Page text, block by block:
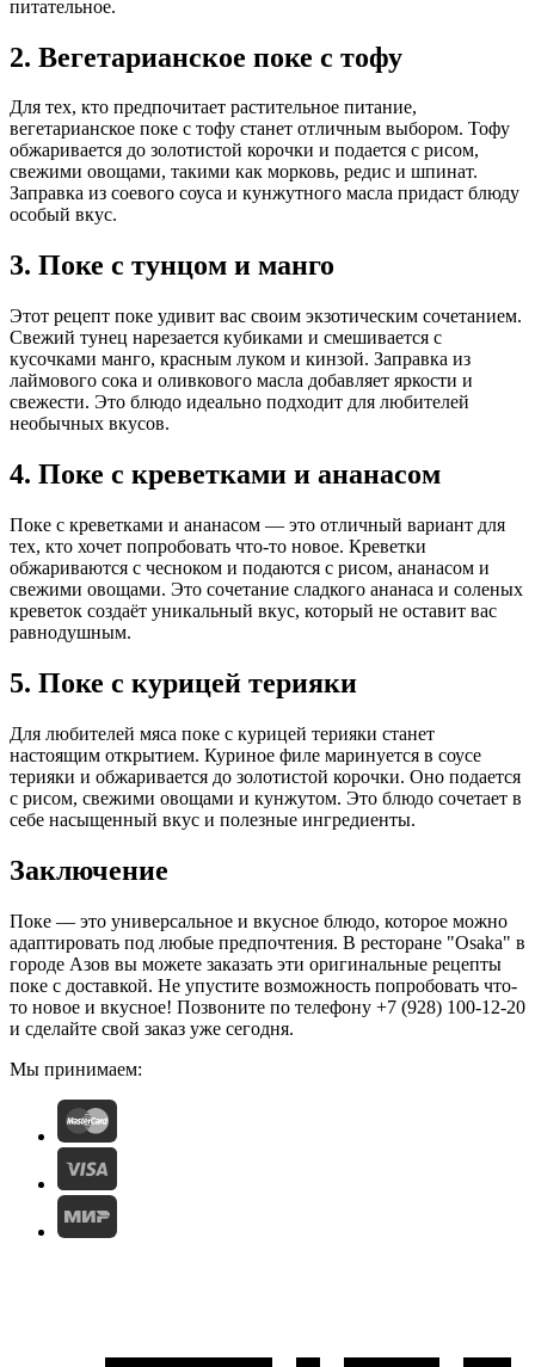
питательное.
2. Вегетарианское поке с тофу
Для тех, кто предпочитает растительное питание,
вегетарианское поке с тофу станет отличным выбором. Тофу
обжаривается до золотистой корочки и подается с рисом,
свежими овощами, такими как морковь, редис и шпинат.
Заправка из соевого соуса и кунжутного масла придаст блюду
особый вкус.
3. Поке с тунцом и манго
Этот рецепт поке удивит вас своим экзотическим сочетанием.
Свежий тунец нарезается кубиками и смешивается с
кусочками манго, красным луком и кинзой. Заправка из
лаймового сока и оливкового масла добавляет яркости и
свежести. Это блюдо идеально подходит для любителей
необычных вкусов.
4. Поке с креветками и ананасом
Поке с креветками и ананасом — это отличный вариант для
тех, кто хочет попробовать что-то новое. Креветки
обжариваются с чесноком и подаются с рисом, ананасом и
свежими овощами. Это сочетание сладкого ананаса и соленых
креветок создаёт уникальный вкус, который не оставит вас
равнодушным.
5. Поке с курицей терияки
Для любителей мяса поке с курицей терияки станет
настоящим открытием. Куриное филе маринуется в соусе
терияки и обжаривается до золотистой корочки. Оно подается
с рисом, свежими овощами и кунжутом. Это блюдо сочетает в
себе насыщенный вкус и полезные ингредиенты.
Заключение
Поке — это универсальное и вкусное блюдо, которое можно
адаптировать под любые предпочтения. В ресторане "Osaka" в
городе Азов вы можете заказать эти оригинальные рецепты
поке с доставкой. Не упустите возможность попробовать что-
то новое и вкусное! Позвоните по телефону +7 (928) 100-12-20
и сделайте свой заказ уже сегодня.
Мы принимаем: